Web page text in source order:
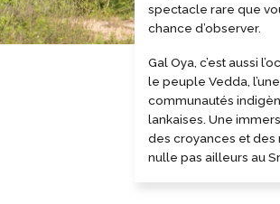
spectacle rare que
chance d’observer.
Gal Oya, c’est aussi
le peuple Vedda,
communautés
lankaises. Une
des croyances et des
nulle pas ailleurs au